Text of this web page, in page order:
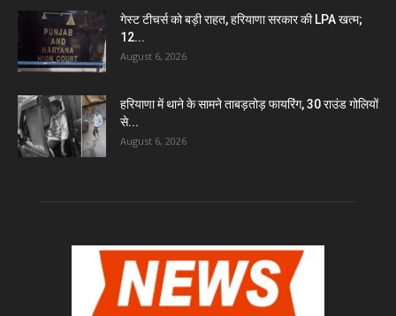
गेस्ट टीचर्स को बड़ी राहत, हरियाणा सरकार की LPA खत्म;
12...
August 6, 2026
हरियाणा में थाने के सामने ताबड़तोड़ फायरिंग, 30 राउंड गोलियों
से...
August 6, 2026